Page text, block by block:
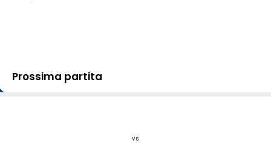
Prossima partita
vs